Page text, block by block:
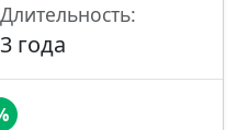
Длительность:
3 года